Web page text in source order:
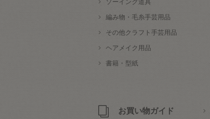
ソーイング道具
編み物・毛糸手芸用品
その他クラフト手芸用品
ヘアメイク用品
書籍・型紙
お買い物ガイド